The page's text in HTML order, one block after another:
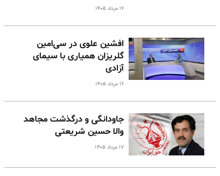
۱۶ مرداد ۱۴۰۵
افشین علوی در سی‌امین
گلریزان همیاری با سیمای
آزادی
۱۶ مرداد ۱۴۰۵
جاودانگی و درگذشت مجاهد
والا حسین شریعتی
۱۷ مرداد ۱۴۰۵